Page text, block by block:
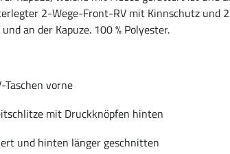
2-Wege-Front-RV mit Kinnschutz und
an der Kapuze. 100 % Polyester.
Taschen vorne
mit Druckknöpfen hinten
und hinten länger geschnitten